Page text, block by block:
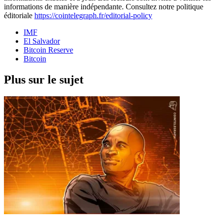
informations de manière indépendante. Consultez notre politique
éditoriale https://cointelegraph.fr/editorial-policy
IMF
El Salvador
Bitcoin Reserve
Bitcoin
Plus sur le sujet